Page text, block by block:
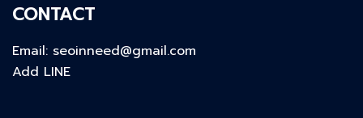
CONTACT
Email: seoinneed@gmail.com
Add LINE